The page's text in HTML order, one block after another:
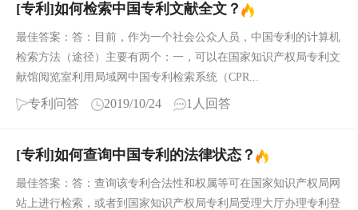
[专利]如何检索中国专利文献全文？
最佳答案：答：目前，作为一个社会公众人员，中国专利的计算机
检索方法（途径）主要有两个：一，可以在国家知识产权局专利文
献馆阅览室利用局域网中国专利检索系统（CPR...
专利问答 2019/10/24 1人回答
[专利]如何查询中国专利的法律状态？
最佳答案：答：查询该专利合法性和权属等可在国家知识产权局网
站上进行检索，或者到国家知识产权局专利局受理大厅办理专利登